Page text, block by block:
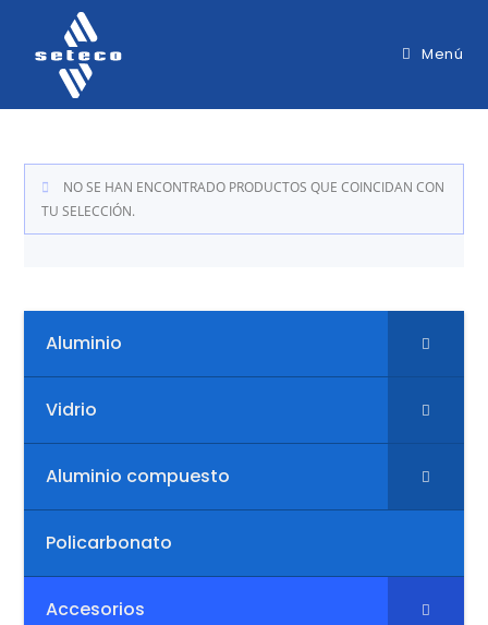
Menú
NO SE HAN ENCONTRADO PRODUCTOS QUE COINCIDAN CON
TU SELECCIÓN.
Aluminio
Vidrio
Aluminio compuesto
Policarbonato
Accesorios